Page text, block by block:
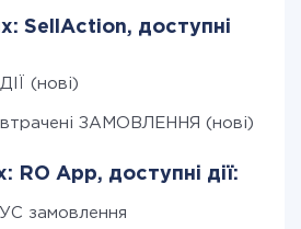
SellAction, доступні
(нові)
ЗАМОВЛЕННЯ (нові)
RO App, доступні дії:
замовлення